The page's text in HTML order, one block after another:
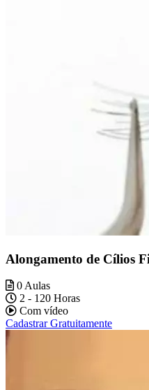
Alongamento de Cílios
0 Aulas
2 - 120 Horas
Com vídeo
Cadastrar Gratuitamente